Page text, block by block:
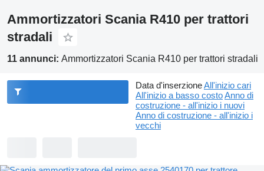
Ammortizzatori Scania R410 per trattori
stradali
11 annunci: Ammortizzatori Scania R410 per trattori stradali
Data d'inserzioneAll'inizio cari
All'inizio a basso costoAnno di
costruzione - all'inizio i nuovi
Anno di costruzione - all'inizio i
vecchi